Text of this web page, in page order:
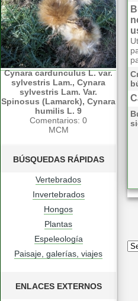
Cynara cardunculus L. var.
sylvestris Lam., Cynara
sylvestris Lam. Var.
Spinosus (Lamarck), Cynara
humilis L. 9
Comentarios: 0
MCM
BÚSQUEDAS RÁPIDAS
Vertebrados
Invertebrados
Hongos
Plantas
Espeleología
Paisaje, galerías, viajes
ENLACES EXTERNOS